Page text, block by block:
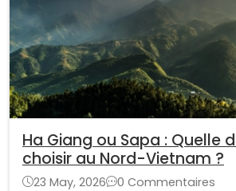
Ha Giang ou Sapa : Quelle
choisir au Nord-Vietnam ?
23 May, 2026
0 Commentaires